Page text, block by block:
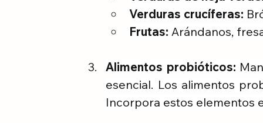
Verduras crucíferas:
Frutas: Arándanos,
Alimentos probióticos:
esencial. Los alimentos
Incorpora estos elementos